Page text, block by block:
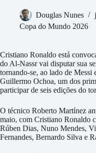
Douglas Nunes
Copa do Mundo 2026
Cristiano Ronaldo está
do Al-Nassr vai disputar sua
tornando-se, ao lado de Messi
Guillermo Ochoa, um dos
participar de seis edições do
O técnico Roberto Martínez
maio, com Cristiano Ronaldo
Rúben Dias, Nuno Mendes,
Fernandes, Bernardo Silva e